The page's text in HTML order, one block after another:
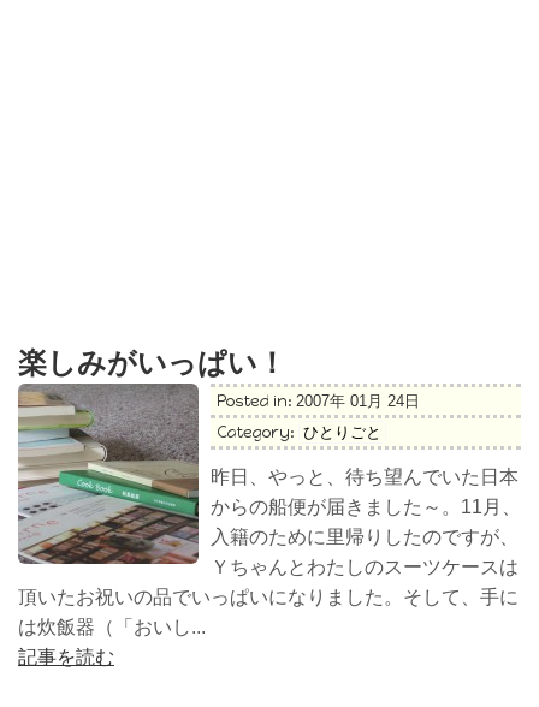
楽しみがいっぱい！
Posted in: 2007年 01月 24日
Category: ひとりごと
昨日、やっと、待ち望んでいた日本
からの船便が届きました～。11月、
入籍のために里帰りしたのですが、
Ｙちゃんとわたしのスーツケースは
頂いたお祝いの品でいっぱいになりました。そして、手に
は炊飯器（「おいし...
記事を読む